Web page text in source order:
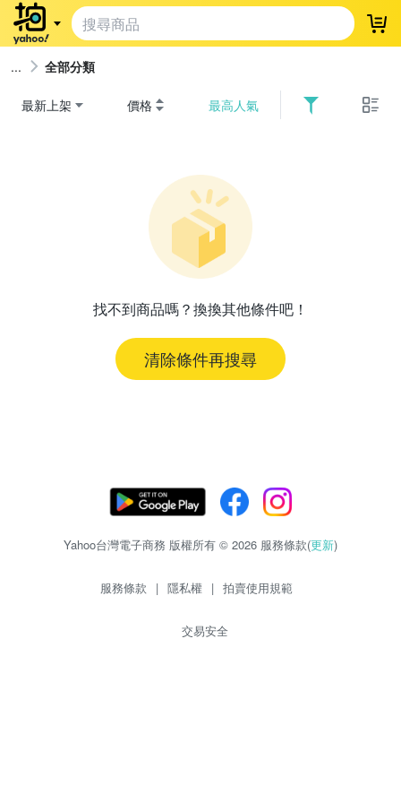
登
全部分類
最新上架 價格 最高人氣
找不到商品嗎？換換其他條件吧！
清除條件再搜尋
Yahoo台灣電子商務 版權所有 © 2026 服務條款(更新)
服務條款 | 隱私權 | 拍賣使用規範
交易安全